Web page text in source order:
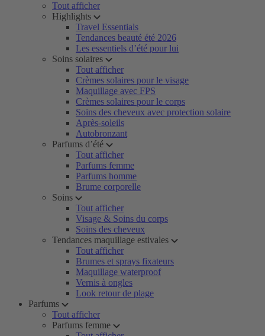
Tout afficher
Highlights
Travel Essentials
Tendances beauté été 2026
Les essentiels d’été pour lui
Soins solaires
Tout afficher
Crèmes solaires pour le visage
Maquillage avec FPS
Crèmes solaires pour le corps
Soins des cheveux avec protection solaire
Après-soleils
Autobronzant
Parfums d’été
Tout afficher
Parfums femme
Parfums homme
Brume corporelle
Soins
Tout afficher
Visage & Soins du corps
Soins des cheveux
Tendances maquillage estivales
Tout afficher
Brumes et sprays fixateurs
Maquillage waterproof
Vernis à ongles
Look retour de plage
Parfums
Tout afficher
Parfums femme